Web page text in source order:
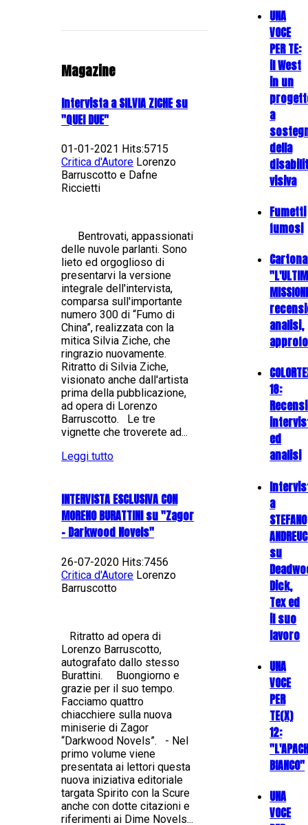
Magazine
Intervista a SILVIA ZICHE su
"QUEI DUE"
01-01-2021 Hits:5715
Critica d'Autore Lorenzo
Barruscotto e Dafne
Riccietti
Bentrovati, appassionati
delle nuvole parlanti. Sono
lieto ed orgoglioso di
presentarvi la versione
integrale dell'intervista,
comparsa sull'importante
numero 300 di “Fumo di
China”, realizzata con la
mitica Silvia Ziche, che
ringrazio nuovamente.
Ritratto di Silvia Ziche,
visionato anche dall'artista
prima della pubblicazione,
ad opera di Lorenzo
Barruscotto. Le tre
vignette che troverete ad...
Leggi tutto
INTERVISTA ESCLUSIVA CON
MORENO BURATTINI su "Zagor
- Darkwood Novels"
26-07-2020 Hits:7456
Critica d'Autore Lorenzo
Barruscotto
Ritratto ad opera di
Lorenzo Barruscotto,
autografato dallo stesso
Burattini. Buongiorno e
grazie per il suo tempo.
Facciamo quattro
chiacchiere sulla nuova
miniserie di Zagor
“Darkwood Novels”. - Nel
primo volume viene
presentata ai lettori questa
nuova iniziativa editoriale
targata Spirito con la Scure
anche con dotte citazioni e
riferimenti ai Dime Novels...
UNA
VOCE
PER TE:
il West
in un
a
della
visiva
Fumetti
fumosi
analisi,
18:
ed
analisi
a
STEFANO
su
Dick,
Tex ed
il suo
lavoro
UNA
VOCE
PER
TE(X)
12:
BIANCO"
UNA
VOCE